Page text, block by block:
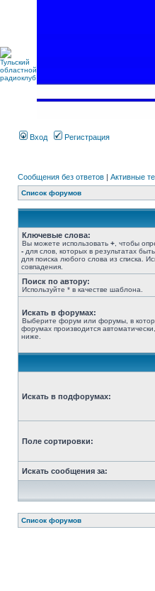
Вход Регистрация
Сообщения без ответов | Активные
Список форумов
Ключевые слова:
Вы можете использовать + , чтобы
- для слов, которых в результатах
для поиска любого слова из списка.
совпадения.
Поиск по автору:
Используйте * в качестве шаблона.
Искать в форумах:
Выберите форум или форумы, в
форумах производится
ниже.
Искать в подфорумах:
Поле сортировки:
Искать сообщения за:
Список форумов